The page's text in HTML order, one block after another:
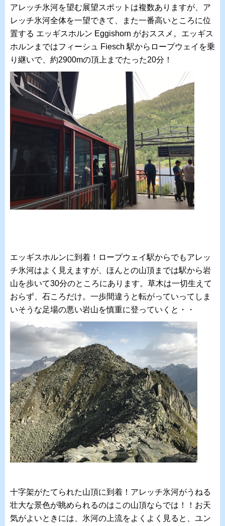
アレッチ氷河を望む展望スポットは複数ありますが、ア
レッチ氷河全体を一望できて、また一番高いところに位
置する エッギスホルン Eggishorn がおススメ。エッギス
ホルンまではフィーシュ Fiesch 駅からロープウェイを乗
り継いで、約2900mの頂上までたった20分！
エッギスホルンに到着！ロープウェイ駅からでもアレッ
チ氷河はよく見えますが、ほんとの山頂までは駅から岩
山を歩いて30分のところにあります。草木は一切生えて
おらず、石ころだけ。一歩間違うと転がっていってしま
いそうな足場の悪い岩山を慎重に登っていくと・・
十字架がたてられた山頂に到着！アレッチ氷河がうねる
壮大な景色が眺められるのはこの山頂ならでは！！お天
気がよいときには、氷河の上流をよくよく見ると、ユン